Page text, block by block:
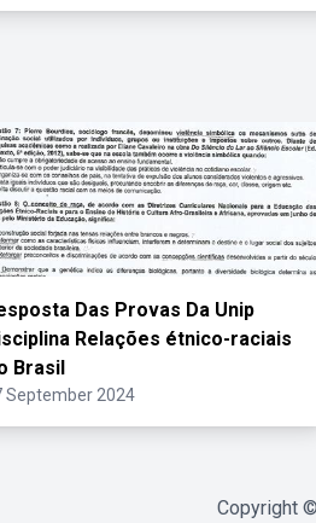
Das Provas Da Unip
Relações étnico-raciais
Brasil
September 2024
Copyright